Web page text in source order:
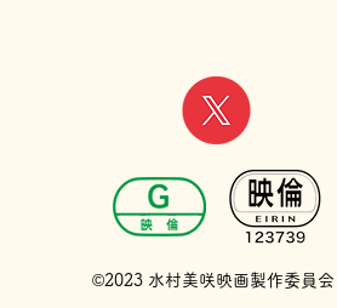
©2023 水村美咲映画製作委員会